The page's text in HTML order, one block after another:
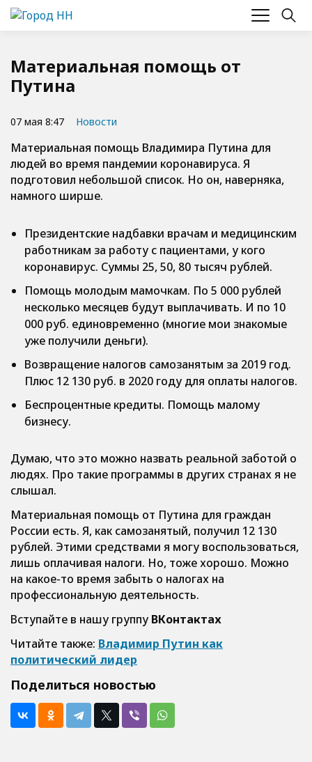
Материальная помощь от
Путина
07 мая 8:47 Новости
Материальная помощь Владимира Путина для
людей во время пандемии коронавируса. Я
подготовил небольшой список. Но он, наверняка,
намного ширше.
Президентские надбавки врачам и медицинским
работникам за работу с пациентами, у кого
коронавирус. Суммы 25, 50, 80 тысяч рублей.
Помощь молодым мамочкам. По 5 000 рублей
несколько месяцев будут выплачивать. И по 10
000 руб. единовременно (многие мои знакомые
уже получили деньги).
Возвращение налогов самозанятым за 2019 год.
Плюс 12 130 руб. в 2020 году для оплаты налогов.
Беспроцентные кредиты. Помощь малому
бизнесу.
Думаю, что это можно назвать реальной заботой о
людях. Про такие программы в других странах я не
слышал.
Материальная помощь от Путина для граждан
России есть. Я, как самозанятый, получил 12 130
рублей. Этими средствами я могу воспользоваться,
лишь оплачивая налоги. Но, тоже хорошо. Можно
на какое-то время забыть о налогах на
профессиональную деятельность.
Вступайте в нашу группу ВКонтактах
Читайте также: Владимир Путин как
политический лидер
Поделиться новостью